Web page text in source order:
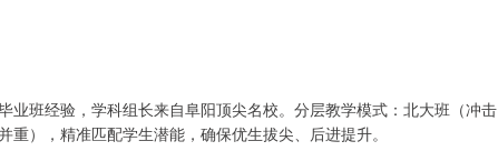
班经验，学科组长来自阜阳顶尖名校。分层教学模式：北大班（冲击
），精准匹配学生潜能，确保优生拔尖、后进提升。